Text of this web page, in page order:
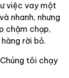
việc vay một
nhanh, nhưng
chậm chạp,
rời bỏ.
tôi chạy